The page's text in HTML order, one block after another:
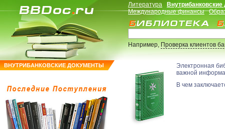
ВНУТРИБАНКОВСКИЕ ДОКУМЕНТЫ
Литература
Международные финансы
Например,Проверка клиентов
Электронная
важной
В чем